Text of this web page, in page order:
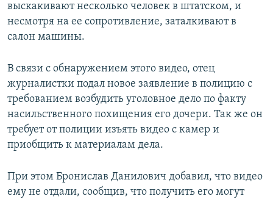
выскакивают несколько человек в штатском, и
несмотря на ее сопротивление, заталкивают в
салон машины.
В связи с обнаружением этого видео, отец
журналистки подал новое заявление в полицию с
требованием возбудить уголовное дело по факту
насильственного похищения его дочери. Так же он
требует от полиции изъять видео с камер и
приобщить к материалам дела.
При этом Бронислав Данилович добавил, что видео
ему не отдали, сообщив, что получить его могут